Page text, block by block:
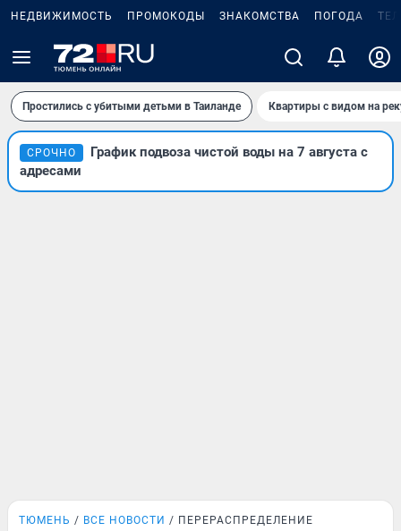
НЕДВИЖИМОСТЬ ПРОМОКОДЫ ЗНАКОМСТВА ПОГОДА
Простились с убитыми детьми в Таиланде Квартиры с видом на
СРОЧНО
График подвоза чистой воды на 7 августа с
адресами
ТЮМЕНЬ ВСЕ НОВОСТИ ПЕРЕРАСПРЕДЕЛЕНИЕ